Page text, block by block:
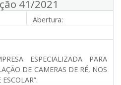
41/2021
Abertura:
ESPECIALIZADA PARA
DE CAMERAS DE RÉ, NOS